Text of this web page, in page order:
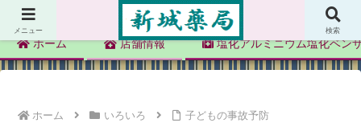
新城薬局
ホーム 店舗情報 塩化アルミニウム塩化ベン
ホーム いろいろ 子どもの事故予防
メニュー 検索